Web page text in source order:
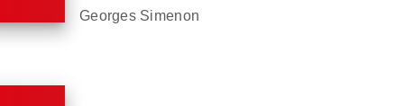
Georges Simenon